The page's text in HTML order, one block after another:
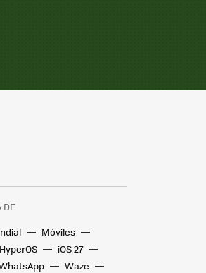
DE
Móviles
HyperOS
iOS 27
Waze